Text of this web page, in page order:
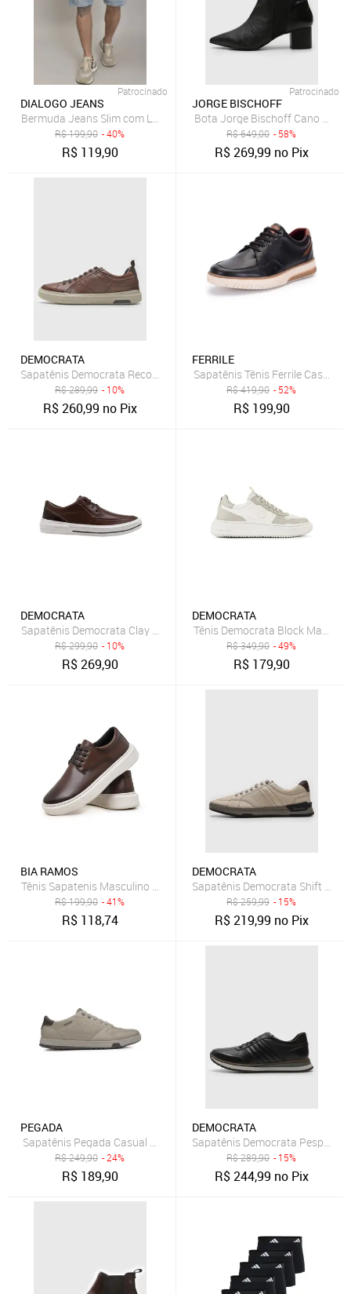
Patrocinado
DIALOGO JEANS
Bermuda Jeans Slim com Lavagem Clara Dialogo Jeans
R$199,90 - 40%
R$ 119,90
Patrocinado
JORGE BISCHOFF
Bota Jorge Bischoff Cano
R$649,00 - 58%
R$269,99 no Pix
DEMOCRATA
Sapatênis Democrata Recortes Marrom
R$289,99 - 10%
R$260,99 no Pix
FERRILE
Sapatênis Tênis Ferrile Casual
R$419,90 - 52%
R$ 199,90
DEMOCRATA
Sapatênis Democrata Clay Masculino - Marrom - democrata
R$299,90 - 10%
R$269,90
DEMOCRATA
Tênis Democrata Block
R$349,90 - 49%
R$ 179,90
BIA RAMOS
Tênis Sapatenis Masculino Casual Confortável Elegante Marrom
R$199,90 - 41%
R$ 118,74
DEMOCRATA
Sapatênis Democrata Shift Neve
R$259,99 - 15%
R$219,99 no Pix
PEGADA
Sapatênis Pegada Casual Element Masculino Bege
R$249,90 - 24%
R$ 189,90
DEMOCRATA
Sapatênis Democrata
R$289,90 - 15%
R$244,99 no Pix